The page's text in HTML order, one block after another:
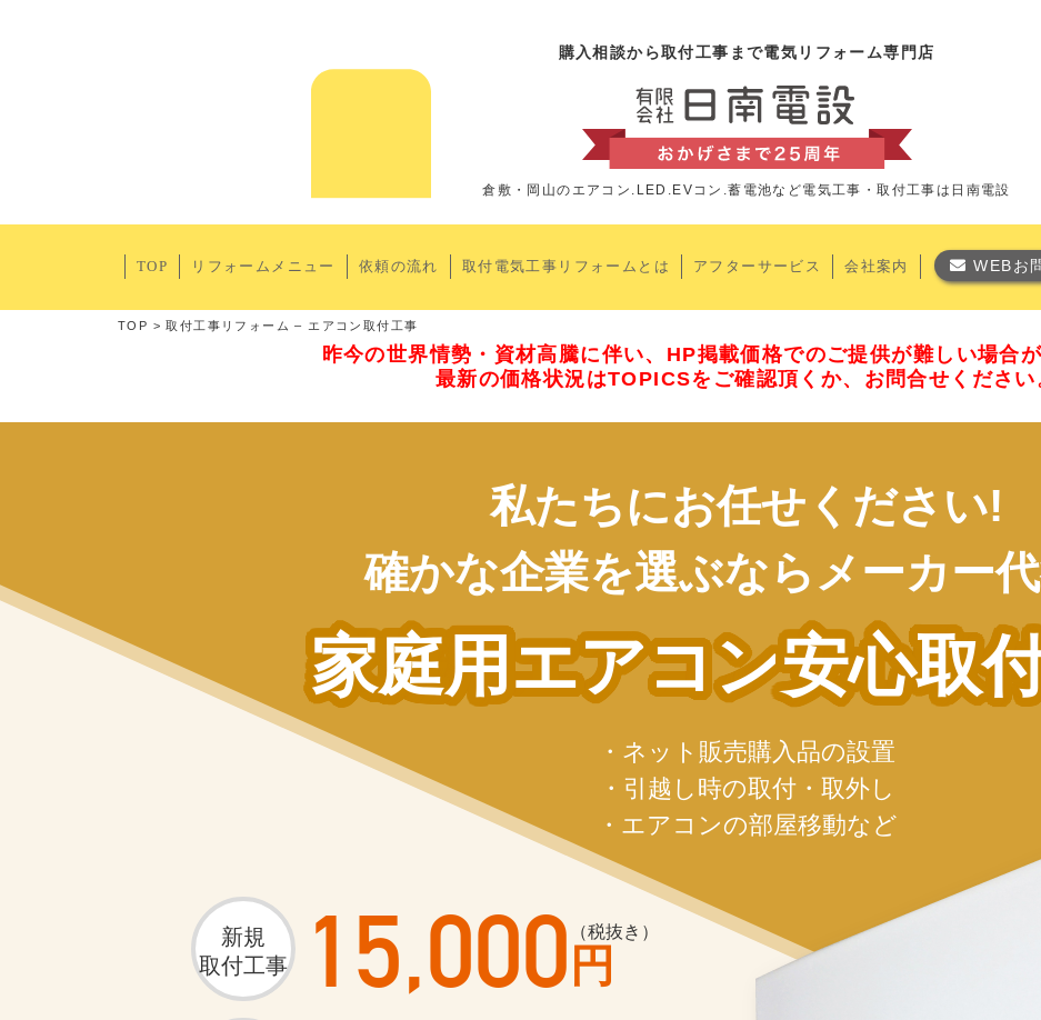
購入相談から取付工事まで電気リフォーム専門店
倉敷・岡山のエアコン.LED.EVコン.蓄電池など電気工事・取付工事は日南電設
TOP リフォームメニュー 依頼の流れ 取付電気工事リフォームとは アフターサービス 会社案内 WEBお
TOP >取付工事リフォーム – エアコン取付工事
昨今の世界情勢・資材高騰に伴い、HP掲載価格でのご提供が難しい場合が
最新の価格状況はTOPICSをご確認頂くか、お問合せください
私たちにお任せください!
確かな企業を選ぶならメーカー
家庭用エアコン安心取
・ネット販売購入品の設置
・引越し時の取付・取外し
・エアコンの部屋移動など
新規
取付工事
15,000 円
（税抜き）